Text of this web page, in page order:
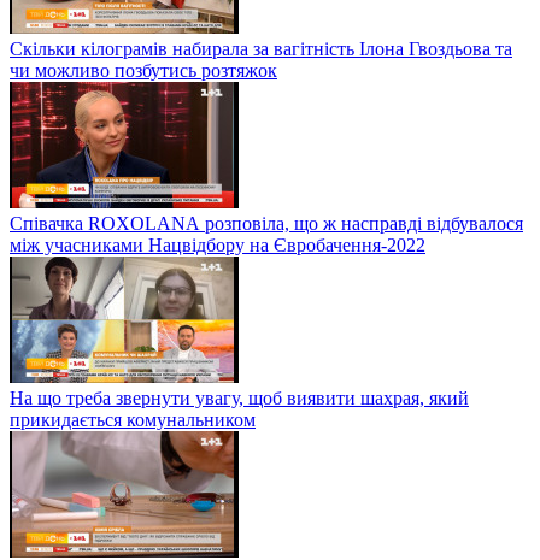
Скільки кілограмів набирала за вагітність Ілона Гвоздьова та
чи можливо позбутись розтяжок
Співачка ROXOLANА розповіла, що ж насправді відбувалося
між учасниками Нацвідбору на Євробачення-2022
На що треба звернути увагу, щоб виявити шахрая, який
прикидається комунальником